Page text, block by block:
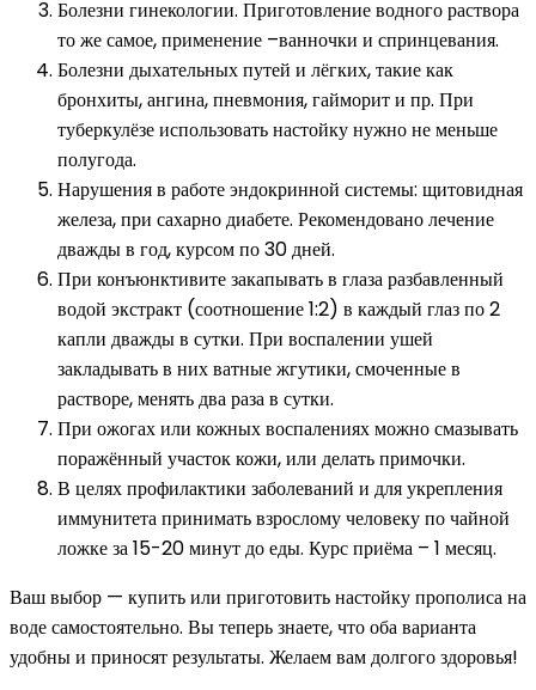
Болезни гинекологии. Приготовление водного раствора
то же самое, применение –ванночки и спринцевания.
Болезни дыхательных путей и лёгких, такие как
бронхиты, ангина, пневмония, гайморит и пр. При
туберкулёзе использовать настойку нужно не меньше
полугода.
Нарушения в работе эндокринной системы: щитовидная
железа, при сахарно диабете. Рекомендовано лечение
дважды в год, курсом по 30 дней.
При конъюнктивите закапывать в глаза разбавленный
водой экстракт (соотношение 1:2) в каждый глаз по 2
капли дважды в сутки. При воспалении ушей
закладывать в них ватные жгутики, смоченные в
растворе, менять два раза в сутки.
При ожогах или кожных воспалениях можно смазывать
поражённый участок кожи, или делать примочки.
В целях профилактики заболеваний и для укрепления
иммунитета принимать взрослому человеку по чайной
ложке за 15-20 минут до еды. Курс приёма – 1 месяц.
Ваш выбор — купить или приготовить настойку прополиса на
воде самостоятельно. Вы теперь знаете, что оба варианта
удобны и приносят результаты. Желаем вам долгого здоровья!